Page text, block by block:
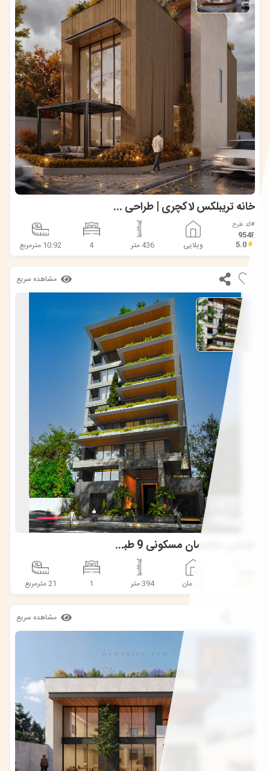
خانه تریبلکس لاکچری | طراحی ویلا مدرن 436 متری
#کد طرح
9548
★
5.0 ویلایی 436 متر 4 10.92 مترمربع
مشاهده سریع
طراحی ساختمان مسکونی 9 طبقه با تراس گاردن | The Edit
آپارتمان 394 متر 1 21 مترمربع
مشاهده سریع